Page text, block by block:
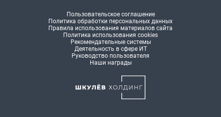
Пользовательское соглашение
Политика обработки персональных данных
Правила использования материалов сайта
Политика использования cookies
Рекомендательные системы
Деятельность в сфере ИТ
Руководство пользователя
Наши награды